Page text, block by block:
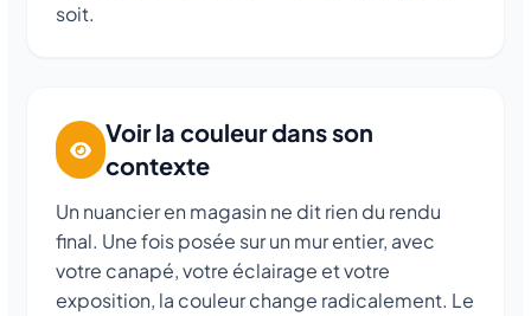
soit.
Voir la couleur dans son
contexte
Un nuancier en magasin ne dit rien du rendu
final. Une fois posée sur un mur entier, avec
votre canapé, votre éclairage et votre
exposition, la couleur change radicalement. Le